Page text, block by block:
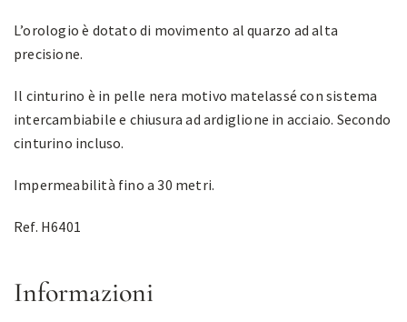
L’orologio è dotato di movimento al quarzo ad alta
precisione.
Il cinturino è in pelle nera motivo matelassé con sistema
intercambiabile e chiusura ad ardiglione in acciaio. Secondo
cinturino incluso.
Impermeabilità fino a 30 metri.
Ref. H6401
Informazioni